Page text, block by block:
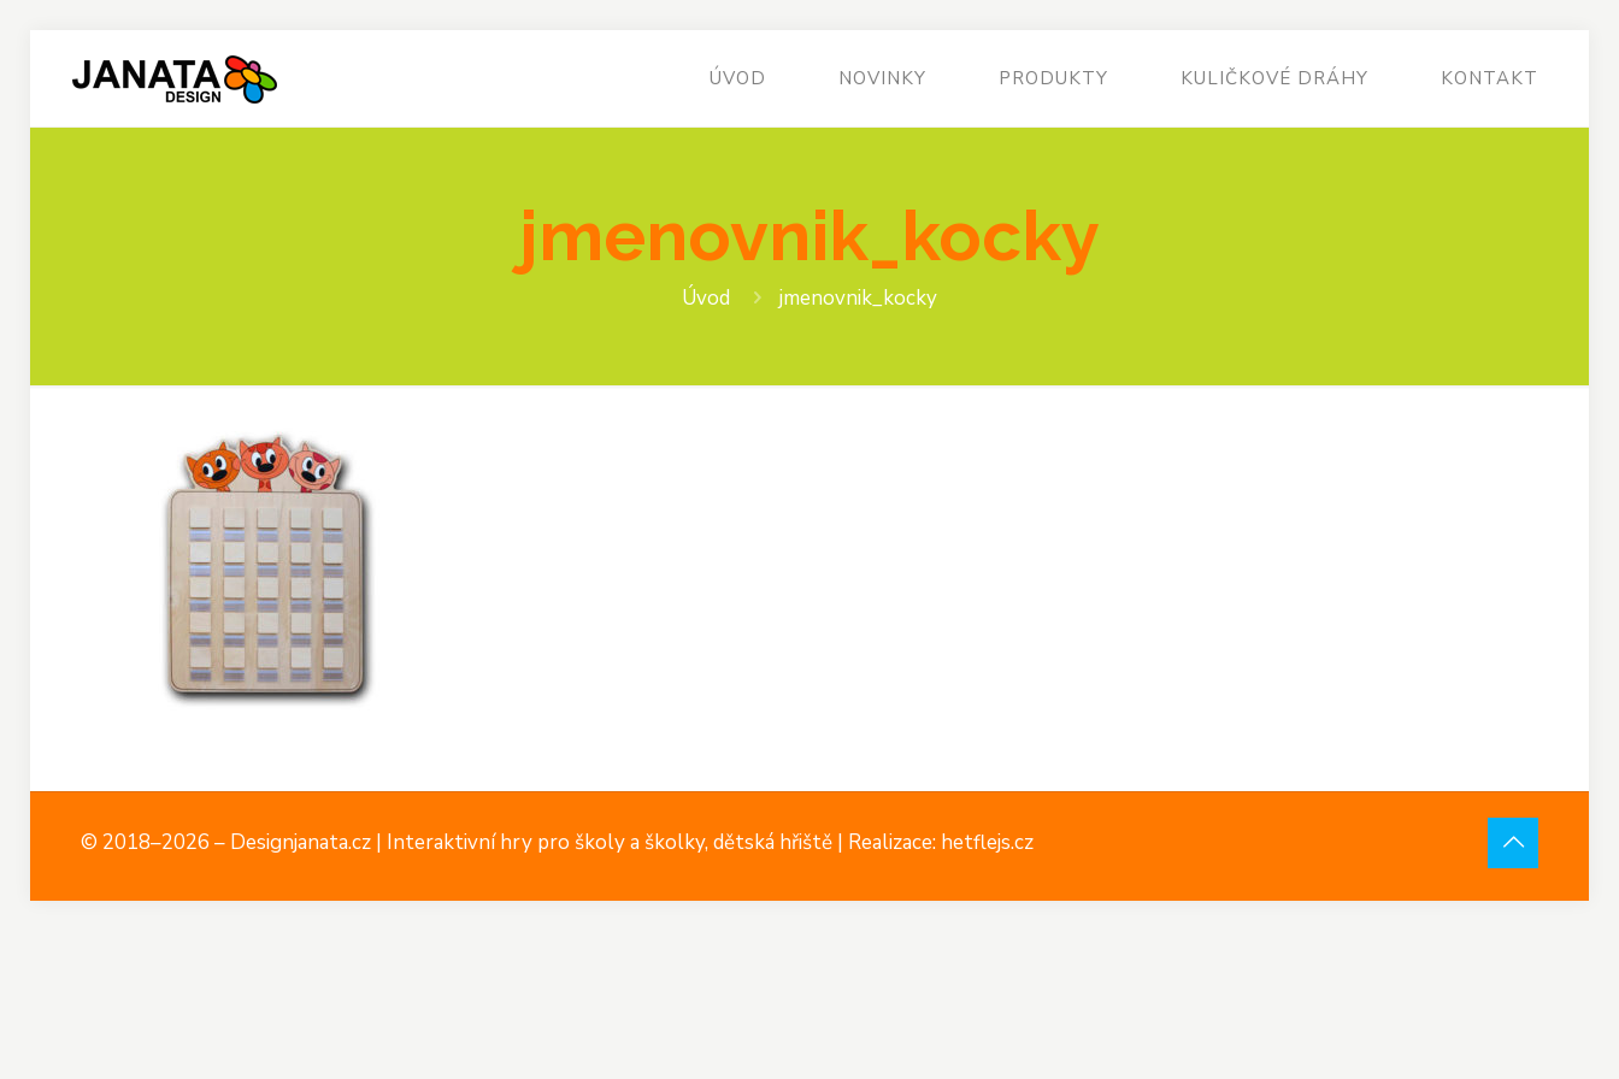
ÚVOD NOVINKY PRODUKTY KULIČKOVÉ DRÁHY KONTAKT
jmenovnik_kocky
Úvod jmenovnik_kocky
© 2018–2026 – Designjanata.cz | Interaktivní hry pro školy a školky, dětská hřiště | Realizace: hetflejs.cz